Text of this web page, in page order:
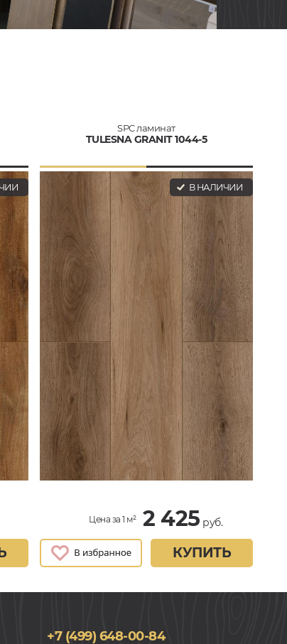
SPC ламинат
TULESNA GRANIT 1044-5
В НАЛИЧИИ
Цена за 1 м² 2 425 руб.
КУПИТЬ
+7 (499) 648-00-84